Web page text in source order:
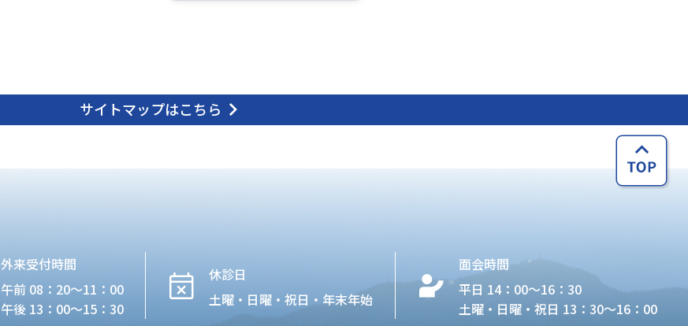
サイトマップはこちら
外来受付時間
午前 08：20〜11：00
午後 13：00〜15：30
休診日
土曜・日曜・祝日・年末年始
面会時間
平日 14：00〜16：30
土曜・日曜・祝日 13：30〜16：00